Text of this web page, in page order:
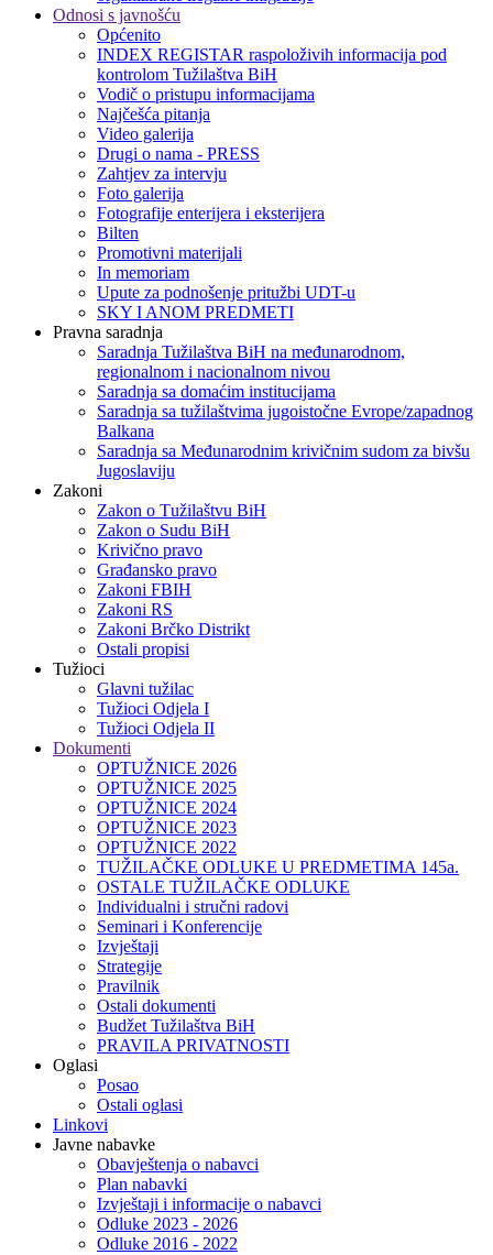
Odnosi s javnošću
Općenito
INDEX REGISTAR raspoloživih informacija pod
kontrolom Tužilaštva BiH
Vodič o pristupu informacijama
Najčešća pitanja
Video galerija
Drugi o nama - PRESS
Zahtjev za intervju
Foto galerija
Fotografije enterijera i eksterijera
Bilten
Promotivni materijali
In memoriam
Upute za podnošenje pritužbi UDT-u
SKY I ANOM PREDMETI
Pravna saradnja
Saradnja Tužilaštva BiH na međunarodnom,
regionalnom i nacionalnom nivou
Saradnja sa domaćim institucijama
Saradnja sa tužilaštvima jugoistočne Evrope/zapadnog
Balkana
Saradnja sa Međunarodnim krivičnim sudom za bivšu
Jugoslaviju
Zakoni
Zakon o Тužilaštvu BiH
Zakon o Sudu BiH
Krivično pravo
Građansko pravo
Zakoni FBIH
Zakoni RS
Zakoni Brčko Distrikt
Ostali propisi
Tužioci
Glavni tužilac
Tužioci Odjela I
Tužioci Odjela II
Dokumenti
OPTUŽNICE 2026
OPTUŽNICE 2025
OPTUŽNICE 2024
OPTUŽNICE 2023
OPTUŽNICE 2022
TUŽILAČKE ODLUKE U PREDMETIMA 145a.
OSTALE TUŽILAČKE ODLUKE
Individualni i stručni radovi
Seminari i Konferencije
Izvještaji
Strategije
Pravilnik
Ostali dokumenti
Budžet Tužilaštva BiH
PRAVILA PRIVATNOSTI
Oglasi
Posao
Ostali oglasi
Linkovi
Javne nabavke
Obavještenja o nabavci
Plan nabavki
Izvještaji i informacije o nabavci
Odluke 2023 - 2026
Odluke 2016 - 2022